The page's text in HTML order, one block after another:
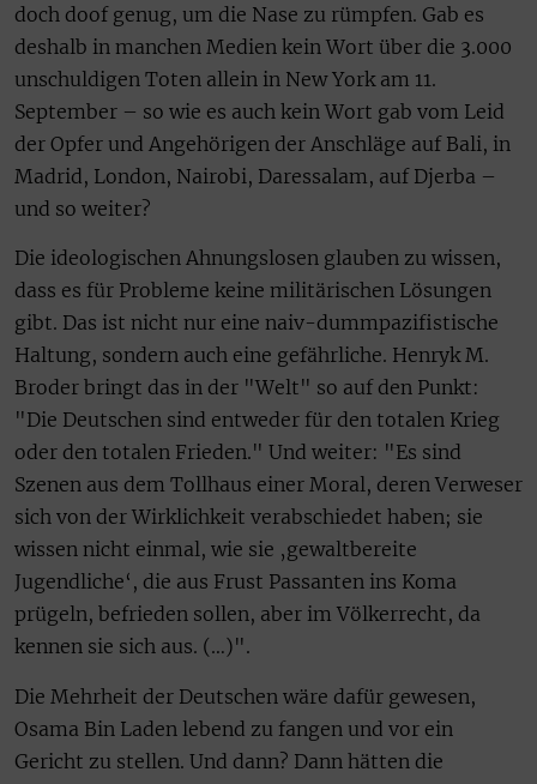
doch doof genug, um die Nase zu rümpfen. Gab es
deshalb in manchen Medien kein Wort über die 3.000
unschuldigen Toten allein in New York am 11.
September – so wie es auch kein Wort gab vom Leid
der Opfer und Angehörigen der Anschläge auf Bali, in
Madrid, London, Nairobi, Daressalam, auf Djerba –
und so weiter?
Die ideologischen Ahnungslosen glauben zu wissen,
dass es für Probleme keine militärischen Lösungen
gibt. Das ist nicht nur eine naiv-dummpazifistische
Haltung, sondern auch eine gefährliche. Henryk M.
Broder bringt das in der "Welt" so auf den Punkt:
"Die Deutschen sind entweder für den totalen Krieg
oder den totalen Frieden." Und weiter: "Es sind
Szenen aus dem Tollhaus einer Moral, deren Verweser
sich von der Wirklichkeit verabschiedet haben; sie
wissen nicht einmal, wie sie ‚gewaltbereite
Jugendliche‘, die aus Frust Passanten ins Koma
prügeln, befrieden sollen, aber im Völkerrecht, da
kennen sie sich aus. (…)".
Die Mehrheit der Deutschen wäre dafür gewesen,
Osama Bin Laden lebend zu fangen und vor ein
Gericht zu stellen. Und dann? Dann hätten die